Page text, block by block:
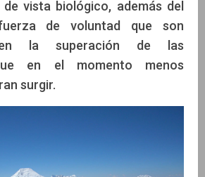
Martin
vista biológico, además del
de voluntad que son
en la superación de las
en el momento menos
surgir.